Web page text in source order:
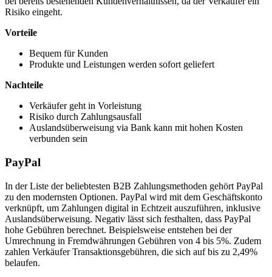
Risiko eingeht.
Vorteile
Bequem für Kunden
Produkte und Leistungen werden sofort geliefert
Nachteile
Verkäufer geht in Vorleistung
Risiko durch Zahlungsausfall
Auslandsüberweisung via Bank kann mit hohen Kosten
verbunden sein
PayPal
In der Liste der beliebtesten B2B Zahlungsmethoden gehört PayPal
zu den modernsten Optionen. PayPal wird mit dem Geschäftskonto
verknüpft, um Zahlungen digital in Echtzeit auszuführen, inklusive
Auslandsüberweisung. Negativ lässt sich festhalten, dass PayPal
hohe Gebühren berechnet. Beispielsweise entstehen bei der
Umrechnung in Fremdwährungen Gebühren von 4 bis 5%. Zudem
zahlen Verkäufer Transaktionsgebühren, die sich auf bis zu 2,49%
belaufen.